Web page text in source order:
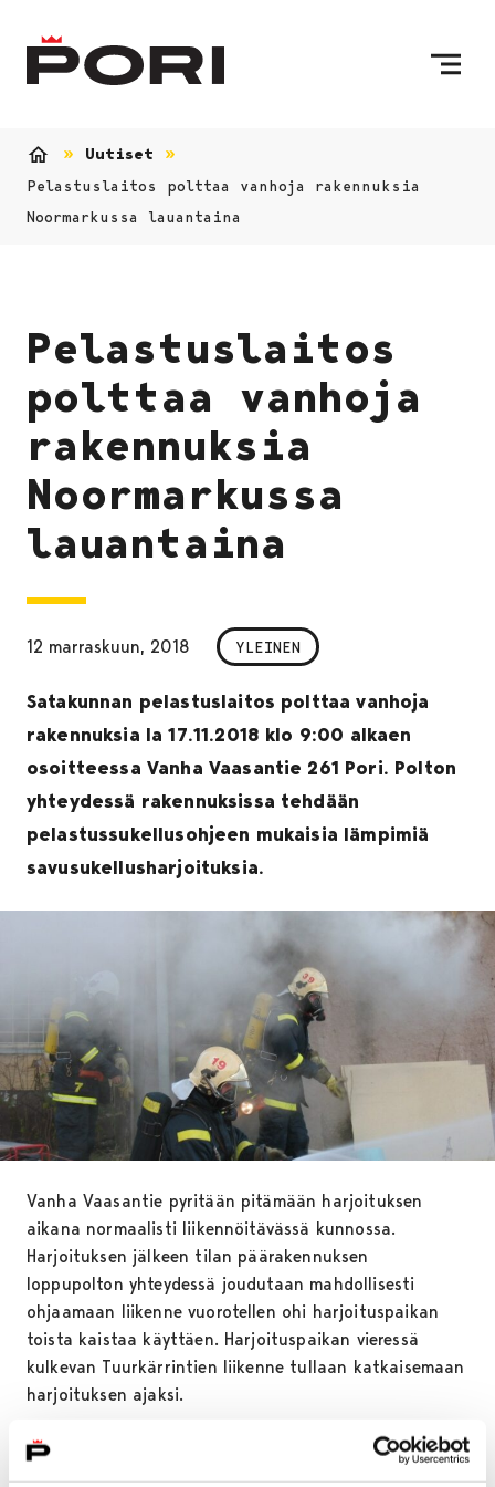
Uutiset
Pelastuslaitos polttaa vanhoja rakennuksia
Noormarkussa lauantaina
Pelastuslaitos
polttaa vanhoja
rakennuksia
Noormarkussa
lauantaina
12 marraskuun, 2018 YLEINEN
Satakunnan pelastuslaitos polttaa vanhoja
rakennuksia la 17.11.2018 klo 9:00 alkaen
osoitteessa Vanha Vaasantie 261 Pori. Polton
yhteydessä rakennuksissa tehdään
pelastussukellusohjeen mukaisia lämpimiä
savusukellusharjoituksia.
Vanha Vaasantie pyritään pitämään harjoituksen
aikana normaalisti liikennöitävässä kunnossa.
Harjoituksen jälkeen tilan päärakennuksen
loppupolton yhteydessä joudutaan mahdollisesti
ohjaamaan liikenne vuorotellen ohi harjoituspaikan
toista kaistaa käyttäen. Harjoituspaikan vieressä
kulkevan Tuurkärrintien liikenne tullaan katkaisemaan
harjoituksen ajaksi.
Kohde sijaitsee kohtuullisen lähellä Vanhaa
Vaasantietä, josta on hyvä näkyvyys lähialueelle.